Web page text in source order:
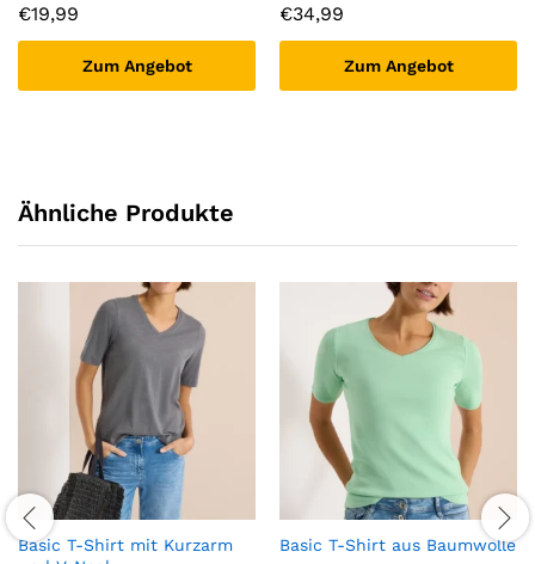
€19,99
Zum Angebot
€34,99
Zum Angebot
Ähnliche Produkte
Basic T-Shirt mit Kurzarm
Basic T-Shirt aus Baumwolle